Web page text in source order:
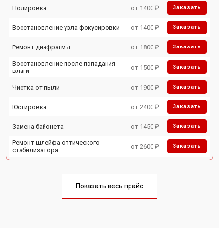
Полировка от 1400 ₽ Заказать
Восстановление узла фокусировки от 1400 ₽ Заказать
Ремонт диафрагмы от 1800 ₽ Заказать
Восстановление после попадания
влаги
от 1500 ₽ Заказать
Чистка от пыли от 1900 ₽ Заказать
Юстировка от 2400 ₽ Заказать
Замена байонета от 1450 ₽ Заказать
Ремонт шлейфа оптического
стабилизатора
от 2600 ₽ Заказать
Показать весь прайс